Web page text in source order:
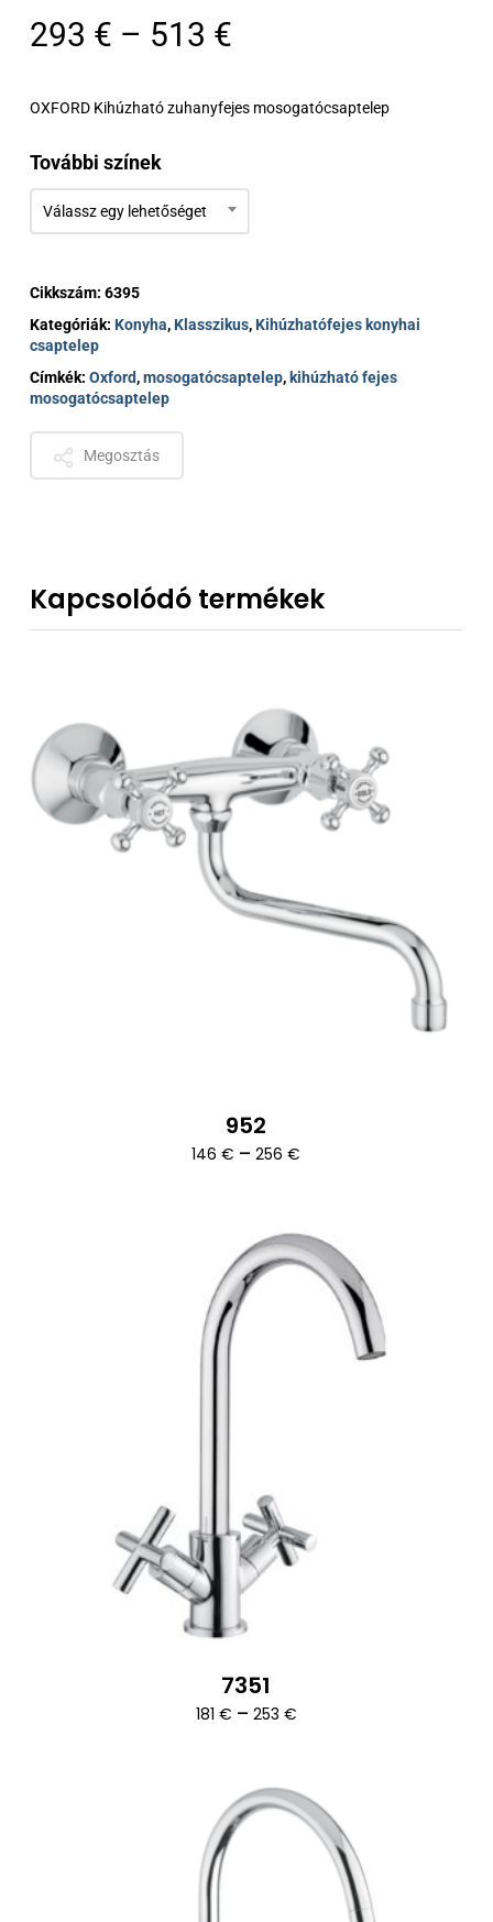
293 € – 513 €Ártartomány:
-
OXFORD Kihúzható zuhanyfejes mosogatócsaptelep
További színek
Válassz egy lehetőséget
Cikkszám: 6395
Kategóriák: Konyha,Klasszikus,Kihúzhatófejes konyhai
csaptelep
Címkék: Oxford,mosogatócsaptelep,kihúzható fejes
mosogatócsaptelep
Megosztás
Kapcsolódó termékek
952
146€ – 256€
7351
181 € – 253 €Ártartomány: